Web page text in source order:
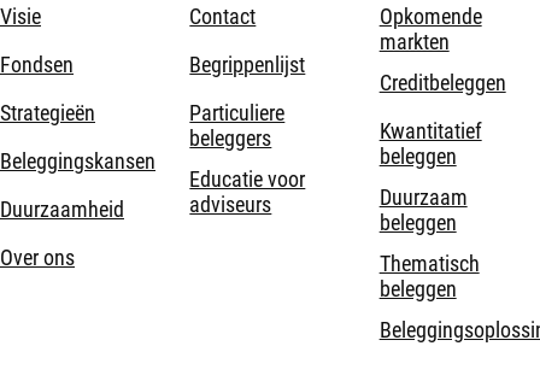
Visie
Fondsen
Strategieën
Beleggingskansen
Duurzaamheid
Over ons
Contact
Begrippenlijst
Particuliere
beleggers
Educatie voor
adviseurs
Opkomende
markten
Creditbeleggen
Kwantitatief
beleggen
Duurzaam
beleggen
Thematisch
beleggen